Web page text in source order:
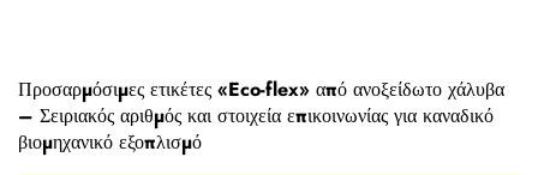
Προσαρμόσιμες ετικέτες «Eco-flex» από ανοξείδωτο χάλυβα
– Σειριακός αριθμός και στοιχεία επικοινωνίας για καναδικό
βιομηχανικό εξοπλισμό